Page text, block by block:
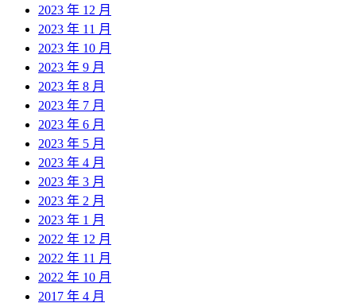
2023 年 12 月
2023 年 11 月
2023 年 10 月
2023 年 9 月
2023 年 8 月
2023 年 7 月
2023 年 6 月
2023 年 5 月
2023 年 4 月
2023 年 3 月
2023 年 2 月
2023 年 1 月
2022 年 12 月
2022 年 11 月
2022 年 10 月
2017 年 4 月